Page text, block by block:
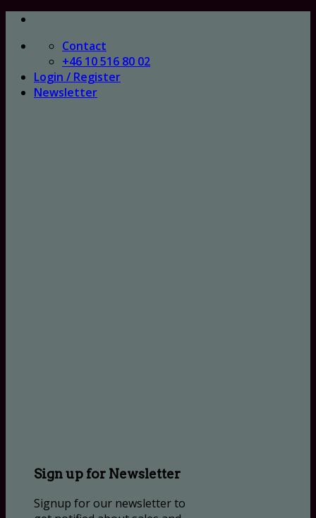
Skip
content
Contact
+46 10 516 80 02
Login / Register
Newsletter
Sign up for Newsletter
Signup for our newsletter to